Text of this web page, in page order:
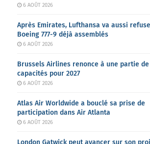
6 AOÛT 2026
Après Emirates, Lufthansa va aussi
Boeing 777-9 déjà assemblés
6 AOÛT 2026
Brussels Airlines renonce à une partie
capacités pour 2027
6 AOÛT 2026
Atlas Air Worldwide a bouclé sa prise de
participation dans Air Atlanta
6 AOÛT 2026
London Gatwick peut avancer sur son